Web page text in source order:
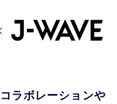
ラボレーションや